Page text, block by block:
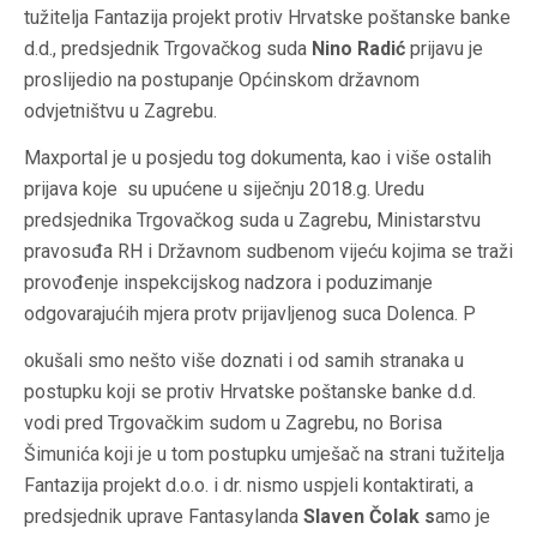
tužitelja Fantazija projekt protiv Hrvatske poštanske banke
d.d., predsjednik Trgovačkog suda Nino Radić prijavu je
proslijedio na postupanje Općinskom državnom
odvjetništvu u Zagrebu.
Maxportal je u posjedu tog dokumenta, kao i više ostalih
prijava koje su upućene u siječnju 2018.g. Uredu
predsjednika Trgovačkog suda u Zagrebu, Ministarstvu
pravosuđa RH i Državnom sudbenom vijeću kojima se traži
provođenje inspekcijskog nadzora i poduzimanje
odgovarajućih mjera protv prijavljenog suca Dolenca. P
okušali smo nešto više doznati i od samih stranaka u
postupku koji se protiv Hrvatske poštanske banke d.d.
vodi pred Trgovačkim sudom u Zagrebu, no Borisa
Šimunića koji je u tom postupku umješač na strani tužitelja
Fantazija projekt d.o.o. i dr. nismo uspjeli kontaktirati, a
predsjednik uprave Fantasylanda Slaven Čolak samo je